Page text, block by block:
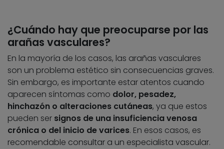
¿Cuándo hay que preocuparse por las
arañas vasculares?
En la mayoría de los casos, las arañas vasculares
son un problema estético sin consecuencias graves.
Sin embargo, es importante estar atentos cuando
aparecen síntomas como dolor, pesadez,
hinchazón o alteraciones cutáneas, ya que estos
pueden ser signos de una insuficiencia venosa
crónica o del inicio de varices. En esos casos, es
recomendable consultar a un especialista vascular.